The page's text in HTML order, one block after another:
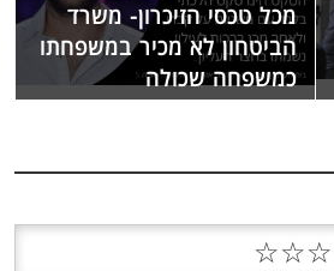
מכל טכסי הזיכרון- משרד
הביטחון לא מכיר במשפחתו
כמשפחה שכולה
☆
☆
☆